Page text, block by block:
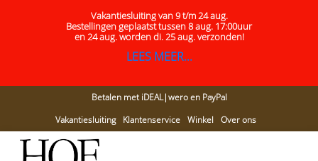
Vakantiesluiting van 9 t/m 24 aug.
Bestellingen geplaatst tussen 8 aug. 17:00uur
en 24 aug.worden di. 25 aug. verzonden!
LEES MEER...
Betalen met iDEAL|wero en PayPal
Vakantiesluiting
Klantenservice Winkel Over ons